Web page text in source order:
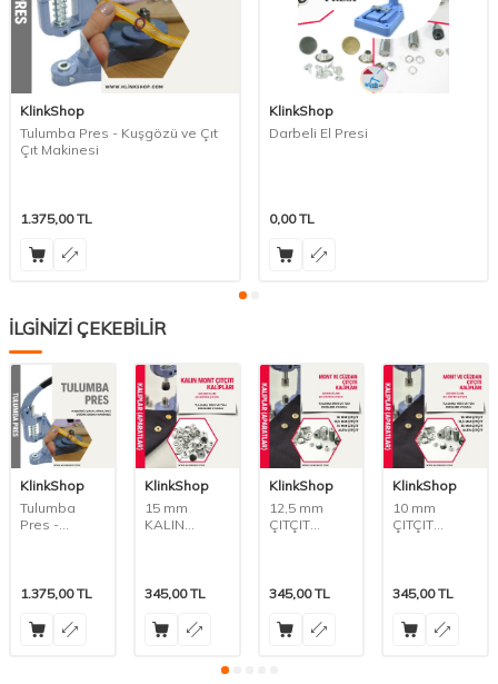
KlinkShop
Tulumba Pres - Kuşgözü ve Çıt
Çıt Makinesi
1.375,00TL
KlinkShop
Darbeli El Presi
0,00TL
İLGİNİZİ ÇEKEBİLİR
KlinkShop
Tulumba
Pres -
1.375,00TL
KlinkShop
15 mm
KALIN
Pres
345,00TL
KlinkShop
12,5 mm
ÇITÇIT
345,00TL
KlinkShop
10 mm
ÇITÇIT
345,00TL